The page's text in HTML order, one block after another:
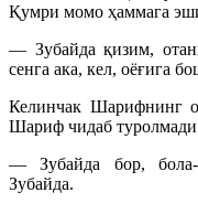
Қумри момо ҳаммага
— Зубайда қизим,
сенга ака, кел, оёғига
Келинчак Шарифнинг
Шариф чидаб
— Зубайда бор, бола-
Зубайда.